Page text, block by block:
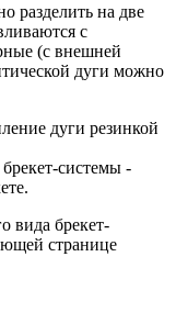
разделить на две
с
(с внешней
дуги можно
дуги резинкой
системы -
вида брекет-
странице